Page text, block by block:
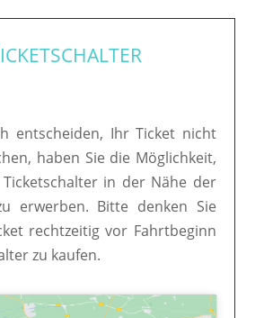
entscheiden, Ihr Ticket nicht
haben Sie die Möglichkeit,
in der Nähe der
erwerben. Bitte denken Sie
rechtzeitig vor Fahrtbeginn
zu kaufen.